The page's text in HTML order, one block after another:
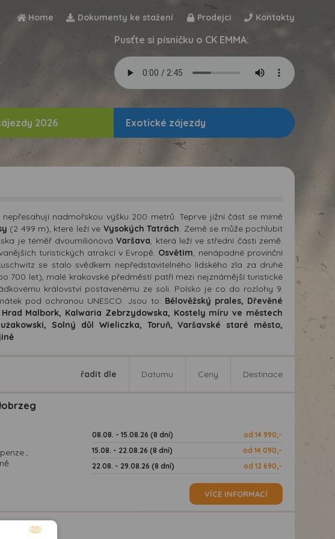
Home Dokumenty ke stažení Prodejci Kontakty
Pusťte si písničku o CK EMMA:
2026 Exotické zájezdy
nadmořskou výšku 200 metrů. Teprve jižní část se mírně
(2 499 m), které leží ve Vysokých Tatrách. Země se může pochlubit
je téměř dvoumiliónováVaršava, která leží ve střední části země.
turistických atrakcí v Evropě. Osvětim, nenápadné provinční
se stalo svědkem nepředstavitelného lidského zla za druhé
700 let), malé krakovské předměstí patří mezi nejznámější turistické
království postavenému ze soli. Polsko je co do rozlohy 9.
pod ochranou UNESCO. Jsou to: Bělověžský prales, Dřevěné
Malbork, Kalwaria Zebrzydowska, Kostely míru ve městech
Solný důl Wieliczka, Toruň, Varšavské staré město,
řadit dle Datumu Ceny Destinace
,
08.08. - 15.08.26 (8 dní)
od 14 990,-
15.08. - 22.08.26 (8 dní)
od 14 090,-
22.08. - 29.08.26 (8 dní)
od 12 690,-
VÍCE INFORMACÍ